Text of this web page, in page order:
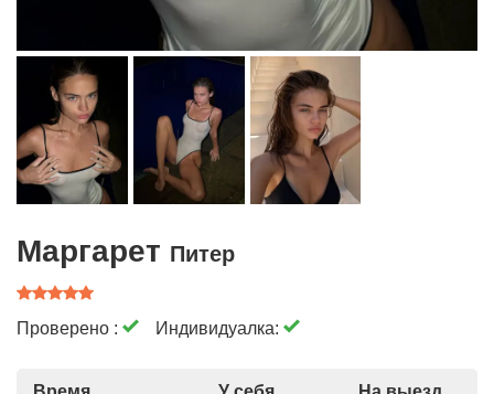
Маргарет Питер
Проверено : Индивидуалка: